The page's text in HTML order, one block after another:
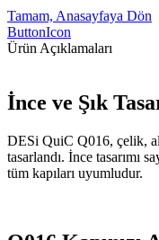
Tamam, Anasayfaya Dön
ButtonIcon
Ürün Açıklamaları
İnce ve Şık
DESi QuiC Q016, çelik,
tasarlandı. İnce tasarımı
tüm kapıları uyumludur.